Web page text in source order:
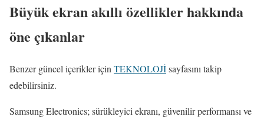
Büyük ekran akıllı özellikler hakkında
öne çıkanlar
Benzer güncel içerikler için TEKNOLOJİsayfasını takip
edebilirsiniz.
Samsung Electronics; sürükleyici ekranı, güvenilir performansı ve